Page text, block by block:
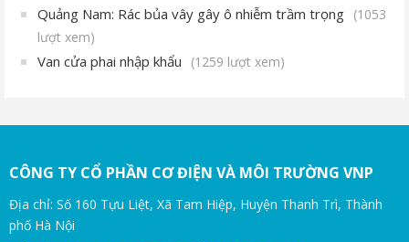
Quảng Nam: Rác bủa vây gây ô nhiễm trầm trọng (1053
lượt xem)
Van cửa phai nhập khẩu (1259 lượt xem)
CÔNG TY CỔ PHẦN CƠ ĐIỆN VÀ MÔI TRƯỜNG VNP
Địa chỉ: Số 160 Tựu Liệt, Xã Tam Hiệp, Huyện Thanh Trì, Thành
phố Hà Nội